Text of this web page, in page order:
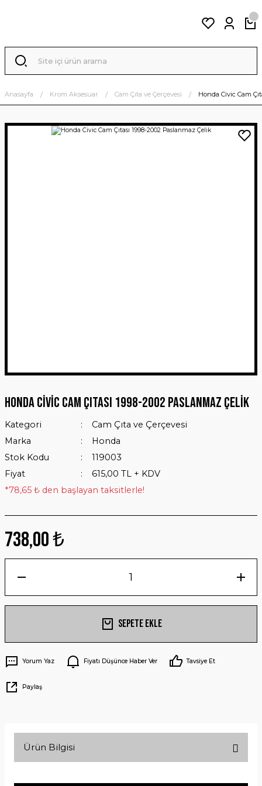
Anasayfa Krom Aksesuar Cam Çıta ve Çerçevesi Honda Civic Cam
Honda Civic Cam Çıtası 1998-2002 Paslanmaz Çelik
Kategori
Cam Çıta ve Çerçevesi
Marka
Honda
Stok Kodu
119003
Fiyat
615,00 TL + KDV
*78,65 ₺ den başlayan taksitlerle!
738,00 ₺
Sepete Ekle
Yorum Yaz Fiyatı Düşünce Haber Ver Tavsiye Et
Paylaş
Ürün Bilgisi